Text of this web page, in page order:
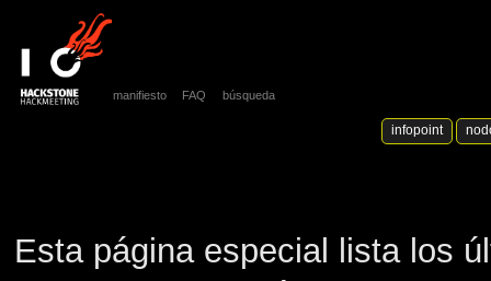
Esta página especial lista los
manifiesto FAQ búsqueda
infopoint